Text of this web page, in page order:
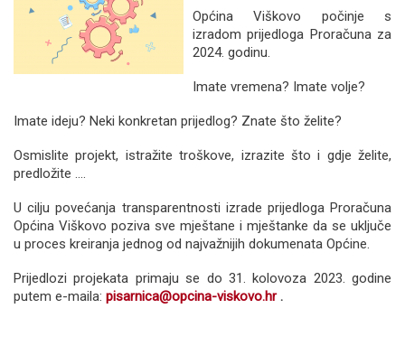
Općina Viškovo počinje s
izradom prijedloga Proračuna za
2024. godinu.
Imate vremena? Imate volje?
Imate ideju? Neki konkretan prijedlog? Znate što želite?
Osmislite projekt, istražite troškove, izrazite što i gdje želite,
predložite ....
U cilju povećanja transparentnosti izrade prijedloga Proračuna
Općina Viškovo poziva sve mještane i mještanke da se uključe
u proces kreiranja jednog od najvažnijih dokumenata Općine.
Prijedlozi projekata primaju se do 31. kolovoza 2023. godine
putem e-maila: pisarnica@opcina-viskovo.hr.